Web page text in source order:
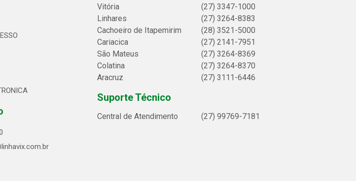
Vitória
(27) 3347-1000
Linhares
(27) 3264-8383
Cachoeiro de Itapemirim
(28) 3521-5000
Cariacica
(27) 2141-7951
São Mateus
(27) 3264-8369
Colatina
(27) 3264-8370
Aracruz
(27) 3111-6446
Suporte Técnico
Central de Atendimento (27) 99769-7181